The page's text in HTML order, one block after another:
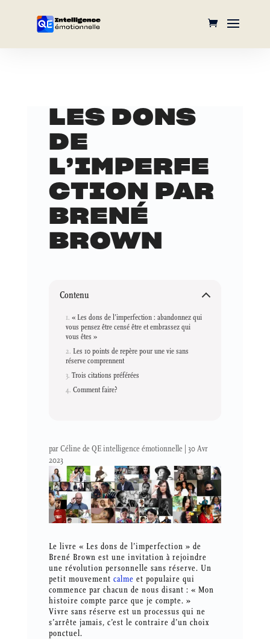
LES DONS
DE
L’IMPERFE
CTION PAR
BRENÉ
BROWN
Contenu
« Les dons de l’imperfection : abandonnez qui
vous pensez être censé être et embrassez qui
vous êtes »
Les 10 points de repère pour une vie sans
réserve comprennent
Trois citations préférées
Comment faire?
parCéline de QE intelligence émotionnelle 30 Avr
2023
Le livre « Les dons de l’imperfection » de
Brené Brown est une invitation à rejoindre
une révolution personnelle sans réserve. Un
petit mouvement calme et populaire qui
commence par chacun de nous disant : « Mon
histoire compte parce que je compte. »
Vivre sans réserve est un processus qui ne
s’arrête jamais, c’est le contraire d’un choix
ponctuel.